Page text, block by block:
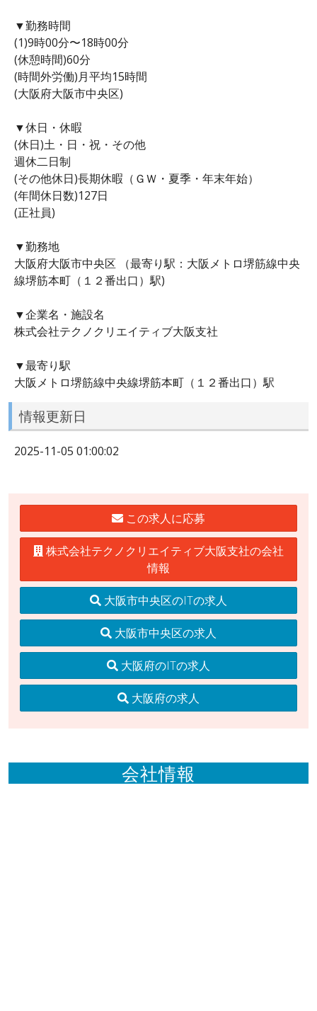
▼勤務時間
(1)9時00分〜18時00分
(休憩時間)60分
(時間外労働)月平均15時間
(大阪府大阪市中央区)
▼休日・休暇
(休日)土・日・祝・その他
週休二日制
(その他休日)長期休暇（ＧＷ・夏季・年末年始）
(年間休日数)127日
(正社員)
▼勤務地
大阪府大阪市中央区 （最寄り駅：大阪メトロ堺筋線中央
線堺筋本町（１２番出口）駅)
▼企業名・施設名
株式会社テクノクリエイティブ大阪支社
▼最寄り駅
大阪メトロ堺筋線中央線堺筋本町（１２番出口）駅
情報更新日
2025-11-05 01:00:02
この求人に応募
株式会社テクノクリエイティブ大阪支社の会社
情報
大阪市中央区のITの求人
大阪市中央区の求人
大阪府のITの求人
大阪府の求人
会社情報